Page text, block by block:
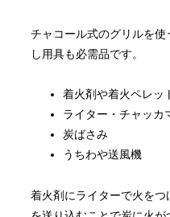
チャコール式のグリルを使
し用具も必需品です。
着火剤や着火ペレッ
ライター・チャッカ
炭ばさみ
うちわや送風機
着火剤にライターで火をつ